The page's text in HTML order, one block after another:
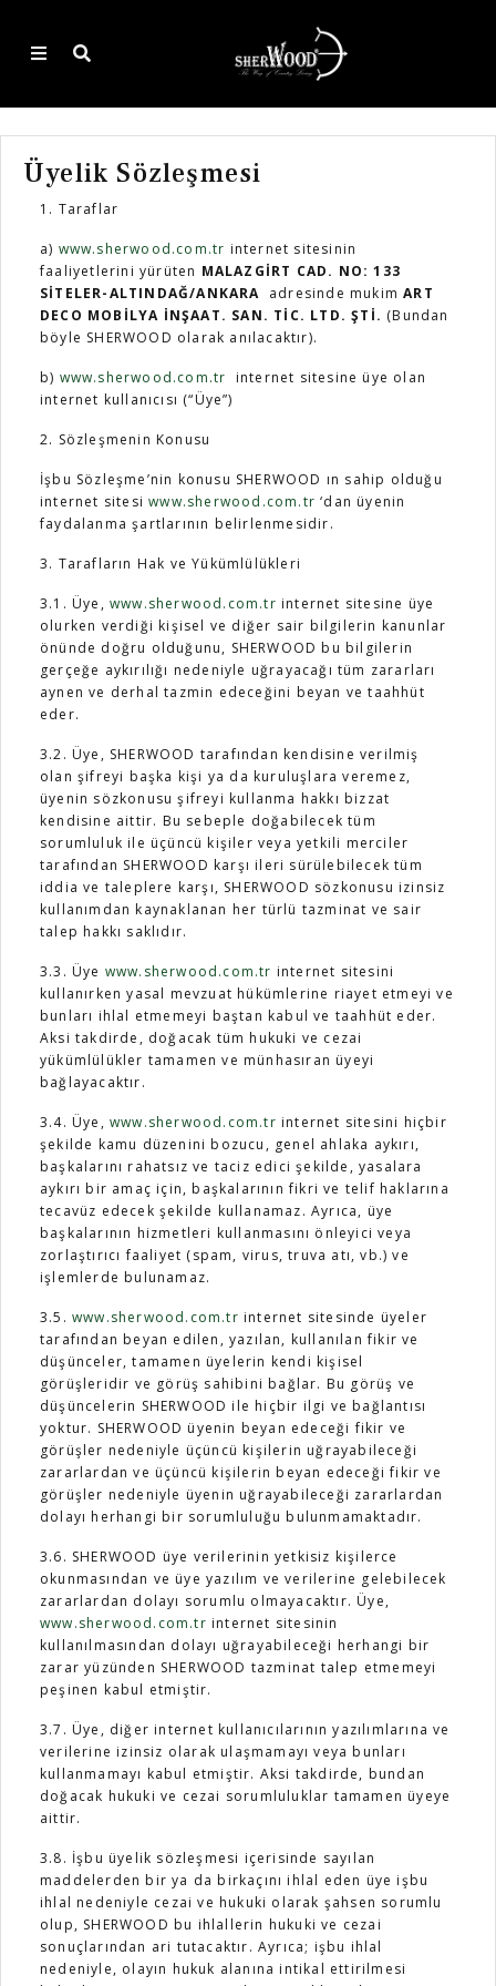
Vitrin
Yemek Masası
Ofis Masası
Sehpa
Kitaplık
Koltuk
Bar
Yatak Odası
Tv Sehpası
Dresuar
Tekli Koltuk
İkili Koltuk
Puf&Bench
Komodin
Karyola
Gardrop
Makyaj Masası
YACHT
EXCLUSIVE
CRAFT
PROVINCIAL
KOLTUK
SANDALYE
OFİS
KARL STARLING DERİ ÜRÜNLER
SHERLOCK HOLMES
Ofis Vitrin
Sehpa
Kitaplık
Ofis Makam Koltuğu
Bar
PROJELERİMİZDEN ÖRNEKLER
HAKKIMIZDA
BAYİİ BAŞVURU
SERVİS TALEP
E-KATALOG
BİZE ULAŞIN
Üyelik Sözleşmesi
1. Taraflar
a) www.sherwood.com.tr internet sitesinin
faaliyetlerini yürüten MALAZGİRT CAD. NO: 133
SİTELER-ALTINDAĞ/ANKARA adresinde mukimART
DECO MOBİLYA İNŞAAT. SAN. TİC. LTD. ŞTİ. (Bundan
böyle SHERWOOD olarak anılacaktır).
b) www.sherwood.com.tr internet sitesine üye olan
internet kullanıcısı (“Üye”)
2. Sözleşmenin Konusu
İşbu Sözleşme’nin konusu SHERWOOD ın sahip olduğu
internet sitesiwww.sherwood.com.tr ‘dan üyenin
faydalanma şartlarının belirlenmesidir.
3. Tarafların Hak ve Yükümlülükleri
3.1. Üye,www.sherwood.com.tr internet sitesine üye
olurken verdiği kişisel ve diğer sair bilgilerin kanunlar
önünde doğru olduğunu, SHERWOOD bu bilgilerin
gerçeğe aykırılığı nedeniyle uğrayacağı tüm zararları
aynen ve derhal tazmin edeceğini beyan ve taahhüt
eder.
3.2. Üye, SHERWOOD tarafından kendisine verilmiş
olan şifreyi başka kişi ya da kuruluşlara veremez,
üyenin sözkonusu şifreyi kullanma hakkı bizzat
kendisine aittir. Bu sebeple doğabilecek tüm
sorumluluk ile üçüncü kişiler veya yetkili merciler
tarafından SHERWOOD karşı ileri sürülebilecek tüm
iddia ve taleplere karşı, SHERWOOD sözkonusu izinsiz
kullanımdan kaynaklanan her türlü tazminat ve sair
talep hakkı saklıdır.
3.3. Üye www.sherwood.com.tr internet sitesini
kullanırken yasal mevzuat hükümlerine riayet etmeyi ve
bunları ihlal etmemeyi baştan kabul ve taahhüt eder.
Aksi takdirde, doğacak tüm hukuki ve cezai
yükümlülükler tamamen ve münhasıran üyeyi
bağlayacaktır.
3.4. Üye,www.sherwood.com.tr internet sitesini hiçbir
şekilde kamu düzenini bozucu, genel ahlaka aykırı,
başkalarını rahatsız ve taciz edici şekilde, yasalara
aykırı bir amaç için, başkalarının fikri ve telif haklarına
tecavüz edecek şekilde kullanamaz. Ayrıca, üye
başkalarının hizmetleri kullanmasını önleyici veya
zorlaştırıcı faaliyet (spam, virus, truva atı, vb.) ve
işlemlerde bulunamaz.
3.5. www.sherwood.com.tr internet sitesinde üyeler
tarafından beyan edilen, yazılan, kullanılan fikir ve
düşünceler, tamamen üyelerin kendi kişisel
görüşleridir ve görüş sahibini bağlar. Bu görüş ve
düşüncelerin SHERWOOD ile hiçbir ilgi ve bağlantısı
yoktur. SHERWOOD üyenin beyan edeceği fikir ve
görüşler nedeniyle üçüncü kişilerin uğrayabileceği
zararlardan ve üçüncü kişilerin beyan edeceği fikir ve
görüşler nedeniyle üyenin uğrayabileceği zararlardan
dolayı herhangi bir sorumluluğu bulunmamaktadır.
3.6. SHERWOOD üye verilerinin yetkisiz kişilerce
okunmasından ve üye yazılım ve verilerine gelebilecek
zararlardan dolayı sorumlu olmayacaktır. Üye,
www.sherwood.com.tr internet sitesinin
kullanılmasından dolayı uğrayabileceği herhangi bir
zarar yüzünden SHERWOOD tazminat talep etmemeyi
peşinen kabul etmiştir.
3.7. Üye, diğer internet kullanıcılarının yazılımlarına ve
verilerine izinsiz olarak ulaşmamayı veya bunları
kullanmamayı kabul etmiştir. Aksi takdirde, bundan
doğacak hukuki ve cezai sorumluluklar tamamen üyeye
aittir.
3.8. İşbu üyelik sözleşmesi içerisinde sayılan
maddelerden bir ya da birkaçını ihlal eden üye işbu
ihlal nedeniyle cezai ve hukuki olarak şahsen sorumlu
olup, SHERWOOD bu ihlallerin hukuki ve cezai
sonuçlarından ari tutacaktır. Ayrıca; işbu ihlal
nedeniyle, olayın hukuk alanına intikal ettirilmesi